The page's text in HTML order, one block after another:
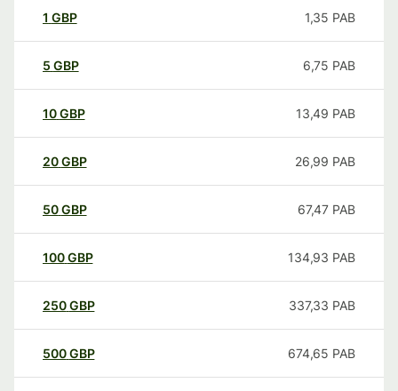
1 GBP 1,35 PAB
5 GBP 6,75 PAB
10GBP 13,49 PAB
20GBP 26,99 PAB
50GBP 67,47 PAB
100GBP 134,93 PAB
250GBP 337,33 PAB
500GBP 674,65 PAB